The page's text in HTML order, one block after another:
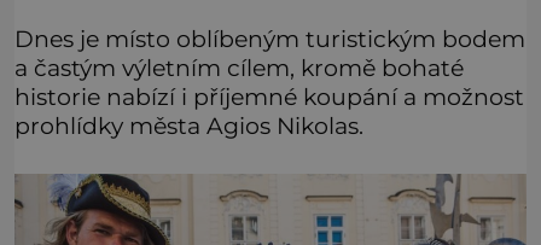
Dnes je místo oblíbeným turistickým bodem
a častým výletním cílem, kromě bohaté
historie nabízí i příjemné koupání a možnost
prohlídky města Agios Nikolas.